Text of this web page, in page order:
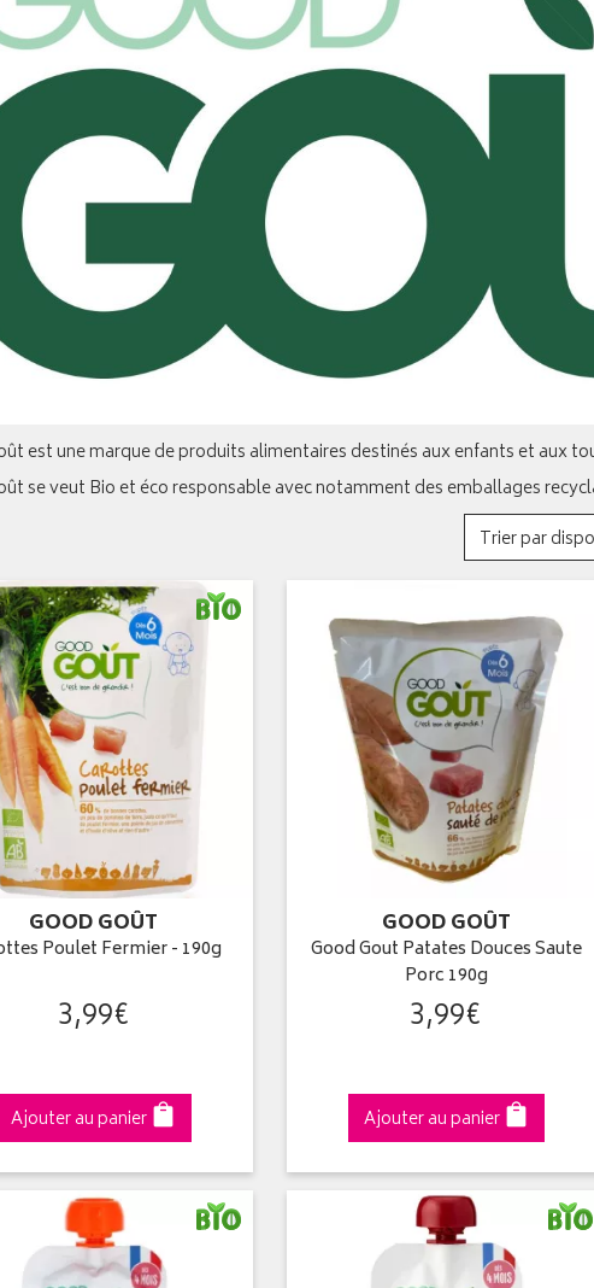
est une marque de produits alimentaires destinés aux enfants et aux
se veut Bio et éco responsable avec notamment des emballages
Trier par
GOOD GOÛT
Poulet Fermier - 190g
3,99€
Ajouter au panier
GOOD GOÛT
Good Gout Patates Douces Saute
Porc 190g
3,99€
Ajouter au panier